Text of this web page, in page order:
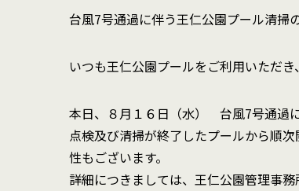
台風7号通過に伴う王仁公園プール清掃
いつも王仁公園プールをご利用いただき
本日、８月１６日（水） 台風7号通過
点検及び清掃が終了したプールから順
性もございます。
詳細につきましては、王仁公園管理事